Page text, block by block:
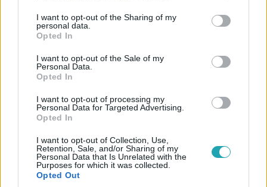
not limited to your visit or usage behaviour. You may click to
grant or deny consent to Google and its third-party tags to
use your data for below specified purposes in below Google
consent section.
I want to opt-out of the Sharing of my
personal data.
Opted In
I want to opt-out of the Sale of my
Personal Data.
Opted In
I want to opt-out of processing my
Personal Data for Targeted Advertising.
Opted In
I want to opt-out of Collection, Use,
Retention, Sale, and/or Sharing of my
Personal Data that Is Unrelated with the
Purposes for which it was collected.
Opted Out
A rendőr állapota válságos, a sínek közül kimentett férfi
nincs életveszélyben.